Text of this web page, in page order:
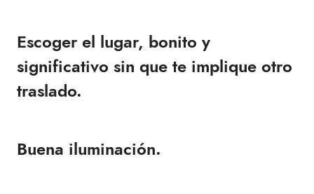
Escoger el lugar, bonito y
significativo sin que te implique otro
traslado.
Buena iluminación.